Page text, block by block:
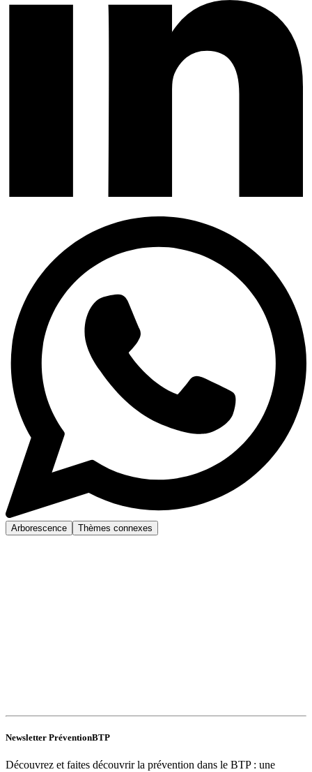
Arborescence Thèmes connexes
Newsletter PréventionBTP
Découvrez et faites découvrir la prévention dans le BTP : une